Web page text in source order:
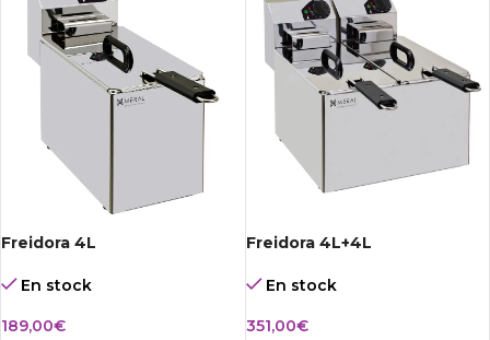
Freidora 4L
En stock
189,00€
Freidora 4L+4L
En stock
351,00€